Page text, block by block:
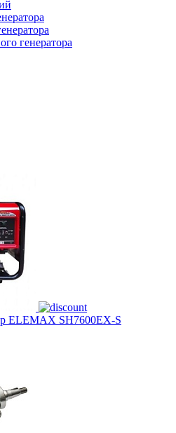
генератора
ELEMAX SH7600EX-S